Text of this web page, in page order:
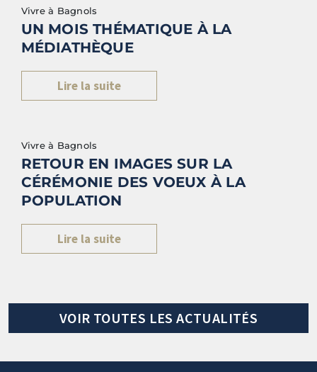
UN MOIS THÉMATIQUE À LA
MÉDIATHÈQUE
Vivre à Bagnols
Lire la suite
RETOUR EN IMAGES SUR LA
CÉRÉMONIE DES VOEUX À LA
POPULATION
Vivre à Bagnols
Lire la suite
VOIR TOUTES LES ACTUALITÉS